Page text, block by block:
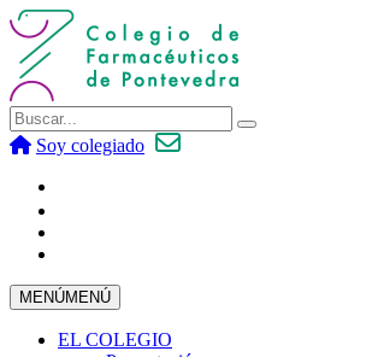
Soy colegiado
MENÚMENÚ
EL COLEGIO